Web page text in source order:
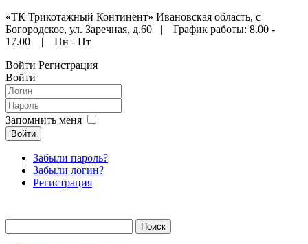
«ТК Трикотажный Континент» Ивановская область, с
Богородское, ул. Заречная, д.60 | График работы: 8.00 -
17.00 | Пн - Пт
Войти Регистрация
Войти
Запомнить меня
Войти
Забыли пароль?
Забыли логин?
Регистрация